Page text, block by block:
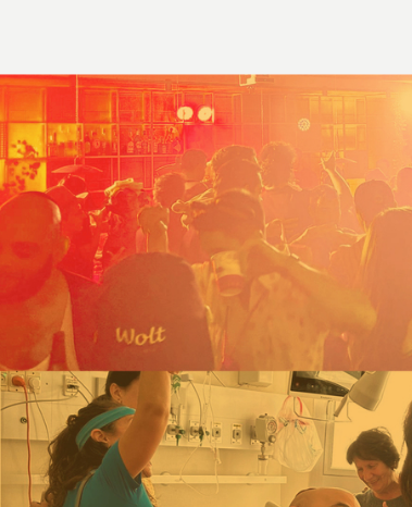
הפרופיל שלי
התנתק